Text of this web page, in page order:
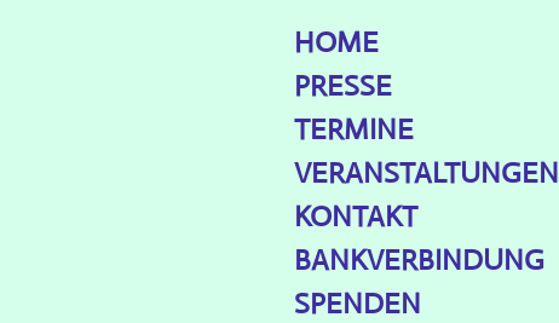
HOME
PRESSE
TERMINE
VERANSTALTUNGEN
KONTAKT
BANKVERBINDUNG
SPENDEN